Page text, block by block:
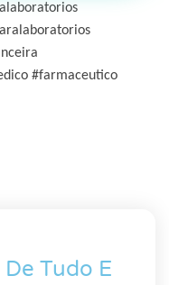
#farmaceutico
Tudo E